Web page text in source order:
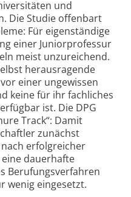
und
Die Studie offenbart
Für eigenständige
einer Juniorprofessur
meist unzureichend.
herausragende
einer ungewissen
keine für ihr fachliches
ist. Die DPG
Track“: Damit
zunächst
erfolgreicher
dauerhafte
Berufungsverfahren
wenig eingesetzt.